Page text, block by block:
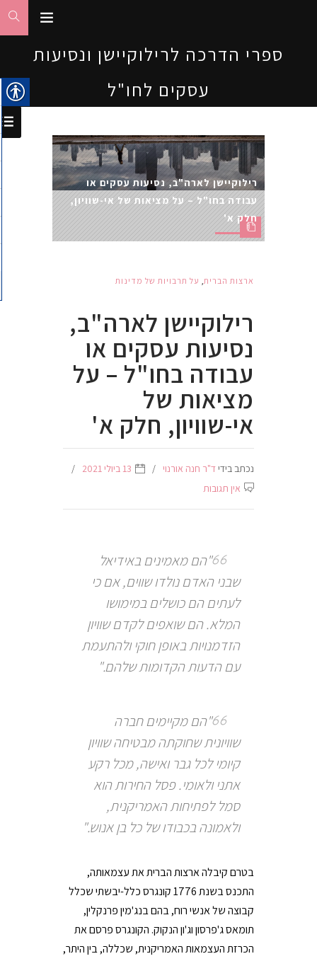
ספרי הדרכה לרילוקיישן ונסיעות
עסקים לחו"ל
רילוקיישן לארה"ב, נסיעות עסקים או
עבודה בחו"ל – על מציאות של אי-שוויון,
חלק א'
ארצות הברית, על תרבויות של מדינות
רילוקיישן לארה"ב,
נסיעות עסקים או
עבודה בחו"ל – על
מציאות של
אי-שוויון, חלק א'
נכתב בידיד"ר חנה אורנוי
13 ביולי 2021
אין תגובות
"הם מאמינים באידיאל
שבני האדם נולדו שווים, אם כי
לעתים הם כושלים במימושו
המלא. הם שואפים לקדם שוויון
הזדמנויות באופן חוקי ולהתעמת
עם הדעות הקדומות שלהם."
"הם מקיימים חברה
שוויונית שחוקתה מבטיחה שוויון
קיומי לכל גבר ואישה, מכל רקע
אתני ולאומי. פסל החירות הוא
סמל לפתיחות האמריקנית,
ולאמונה בכבודו של כל בן אנוש."
בטרם קיבלה ארצות הברית את עצמאותה,
התכנס בשנת 1776 קונגרס כלל-יבשתי שכלל
קבוצה של אנשי רוח, בהם בנג'מין פרנקלין,
תומאס ג'פרסון וג'ון הנקוק. הקונגרס פרסם את
הכרזת העצמאות האמריקנית, שכללה, בין היתר,